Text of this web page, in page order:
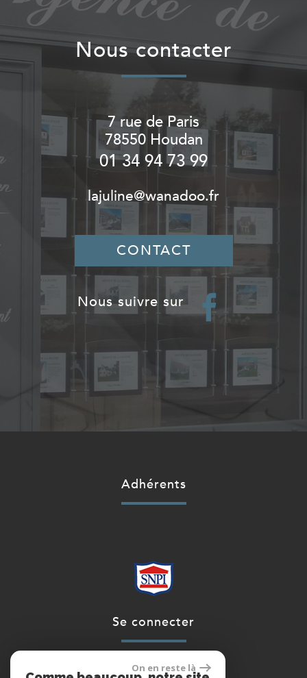
nous contacter
7 rue de Paris
78550 Houdan
01 34 94 73 99
lajuline@wanadoo.fr
CONTACT
nous suivre sur
adhérents
se connecter
On en reste là